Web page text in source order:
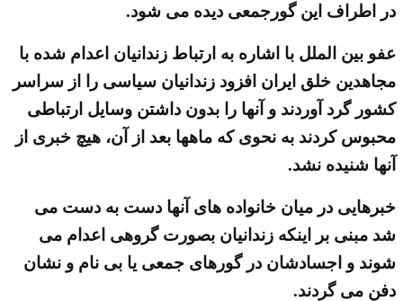
در اطراف این گورجمعی دیده می شود.
عفو بین الملل با اشاره به ارتباط زندانیان اعدام شده با
مجاهدین خلق ایران افزود زندانیان سیاسی را از سراسر
کشور گرد آوردند و آنها را بدون داشتن وسایل ارتباطی
محبوس کردند به نحوی که ماهها بعد از آن، هیچ خبری از
آنها شنیده نشد.
خبرهایی در میان خانواده های آنها دست به دست می
شد مبنی بر اینکه زندانیان بصورت گروهی اعدام می
شوند و اجسادشان در گورهای جمعی یا بی نام و نشان
دفن می گردند.